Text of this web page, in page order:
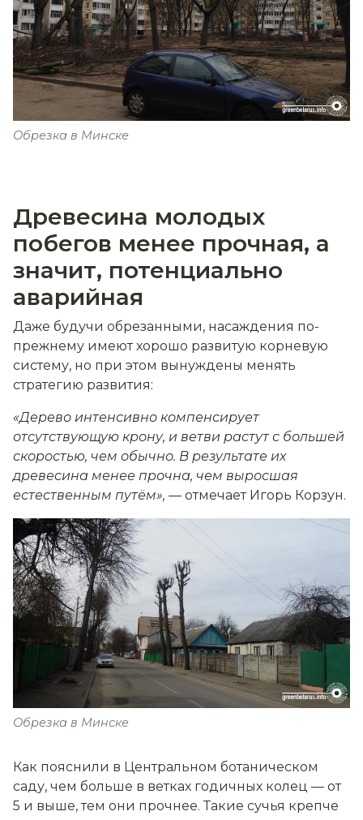
Обрезка в Минске
Древесина молодых
побегов менее прочная, а
значит, потенциально
аварийная
Даже будучи обрезанными, насаждения по-
прежнему имеют хорошо развитую корневую
систему, но при этом вынуждены менять
стратегию развития:
«Дерево интенсивно компенсирует
отсутствующую крону, и ветви растут с большей
скоростью, чем обычно. В результате их
древесина менее прочна, чем выросшая
естественным путём», — отмечает Игорь Корзун.
Обрезка в Минске
Как пояснили в Центральном ботаническом
саду, чем больше в ветках годичных колец — от
5 и выше, тем они прочнее. Такие сучья крепче